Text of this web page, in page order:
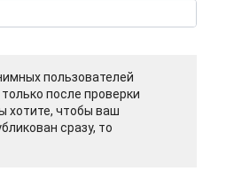
пользователей
после проверки
хотите, чтобы ваш
сразу, то